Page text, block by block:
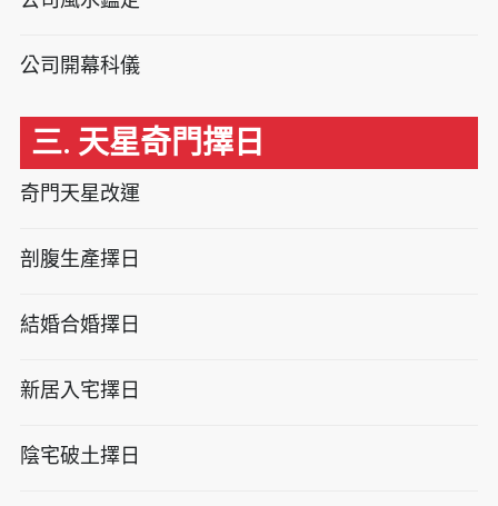
公司開幕科儀
三. 天星奇門擇日
奇門天星改運
剖腹生產擇日
結婚合婚擇日
新居入宅擇日
陰宅破土擇日